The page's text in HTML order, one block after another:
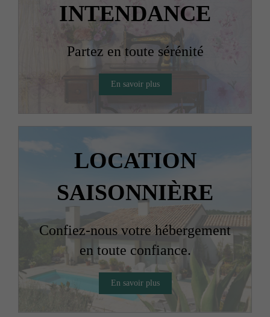
INTENDANCE
Partez en toute sérénité
En savoir plus
LOCATION
SAISONNIÈRE
Confiez-nous votre hébergement
en toute confiance.
En savoir plus